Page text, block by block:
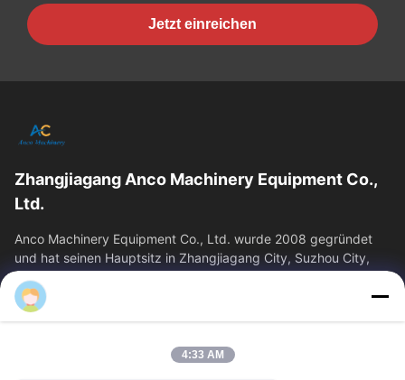
Jetzt einreichen
Zhangjiagang Anco Machinery Equipment Co.,
Ltd.
Anco Machinery Equipment Co., Ltd. wurde 2008 gegründet
und hat seinen Hauptsitz in Zhangjiagang City, Suzhou City,
Provinz Jiangsu. Es ist ein...
Schnelllinks
Über Uns
4:33 AM